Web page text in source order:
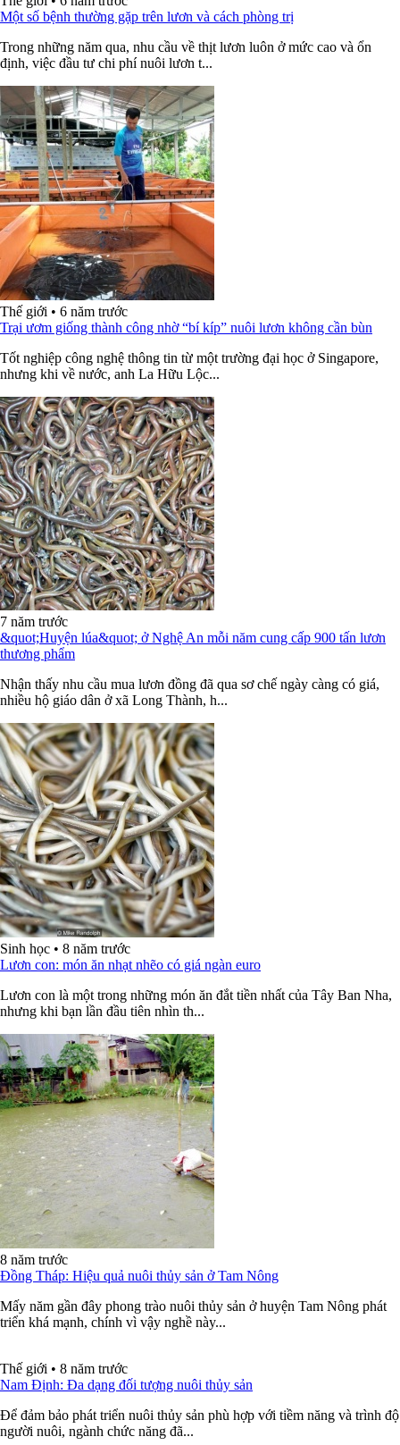
Một số bệnh thường gặp trên lươn và cách phòng trị
Trong những năm qua, nhu cầu về thịt lươn luôn ở mức cao và ổn
định, việc đầu tư chi phí nuôi lươn t...
Thế giới • 6 năm trước
Trại ươm giống thành công nhờ “bí kíp” nuôi lươn không cần bùn
Tốt nghiệp công nghệ thông tin từ một trường đại học ở Singapore,
nhưng khi về nước, anh La Hữu Lộc...
7 năm trước
&quot;Huyện lúa&quot; ở Nghệ An mỗi năm cung cấp 900 tấn lươn
thương phẩm
Nhận thấy nhu cầu mua lươn đồng đã qua sơ chế ngày càng có giá,
nhiều hộ giáo dân ở xã Long Thành, h...
Sinh học • 8 năm trước
Lươn con: món ăn nhạt nhẽo có giá ngàn euro
Lươn con là một trong những món ăn đắt tiền nhất của Tây Ban Nha,
nhưng khi bạn lần đầu tiên nhìn th...
8 năm trước
Đồng Tháp: Hiệu quả nuôi thủy sản ở Tam Nông
Mấy năm gần đây phong trào nuôi thủy sản ở huyện Tam Nông phát
triển khá mạnh, chính vì vậy nghề này...
Thế giới • 8 năm trước
Nam Định: Đa dạng đối tượng nuôi thủy sản
Để đảm bảo phát triển nuôi thủy sản phù hợp với tiềm năng và trình độ
người nuôi, ngành chức năng đã...